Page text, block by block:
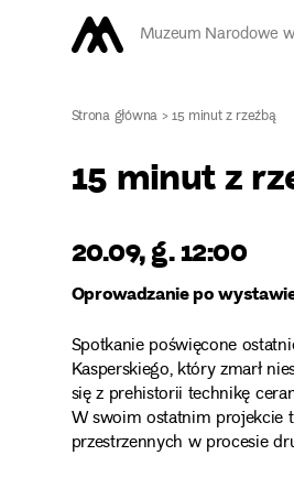
Muzeum Narodowe
Strona główna>15 minut z rzeźbą
15 minut z
20.09, g. 12:00
Oprowadzanie po
Spotkanie poświęcone
Kasperskiego, który zmarł
się z prehistorii technikę
W swoim ostatnim projekcie
przestrzennych w procesie